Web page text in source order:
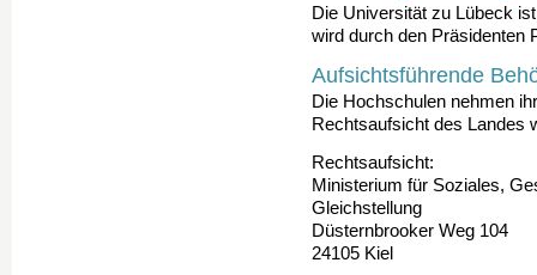
Die Universität zu Lübeck
wird durch den Präsidenten
Aufsichtsführende
Die Hochschulen nehmen
Rechtsaufsicht des Landes
Rechtsaufsicht:
Ministerium für Soziales,
Gleichstellung
Düsternbrooker Weg 104
24105 Kiel